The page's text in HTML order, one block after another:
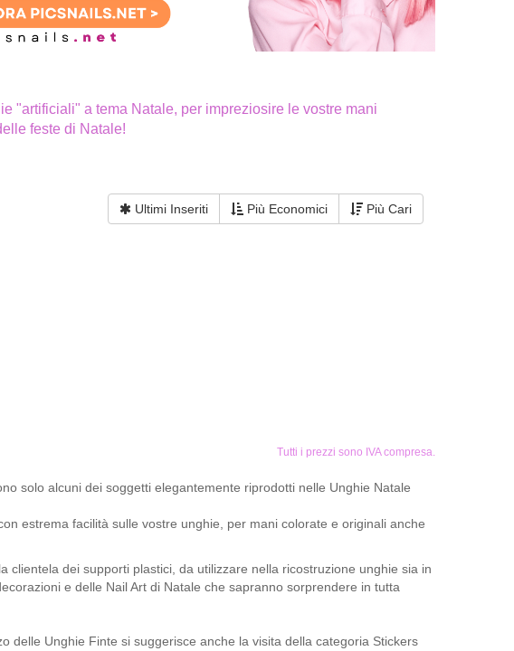
"artificiali" a tema Natale, per impreziosire le vostre mani
feste di Natale!
Ultimi Inseriti Più Economici Più Cari
Tutti i prezzi sono IVA compresa.
solo alcuni dei soggetti elegantemente riprodotti nelle Unghie Natale
estrema facilità sulle vostre unghie, per mani colorate e originali anche
clientela dei supporti plastici, da utilizzare nella ricostruzione unghie sia in
e delle Nail Art di Natale che sapranno sorprendere in tutta
delle Unghie Finte si suggerisce anche la visita della categoria Stickers